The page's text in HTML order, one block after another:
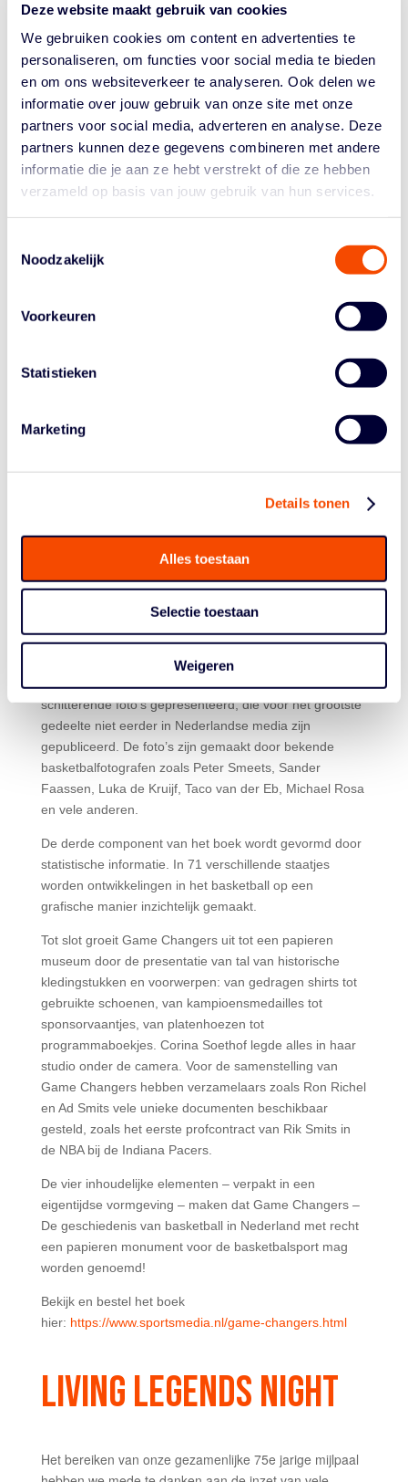
Deze website maakt gebruik van cookies
We gebruiken cookies om content en advertenties te
personaliseren, om functies voor social media te bieden
en om ons websiteverkeer te analyseren. Ook delen we
informatie over jouw gebruik van onze site met onze
partners voor social media, adverteren en analyse. Deze
partners kunnen deze gegevens combineren met andere
informatie die je aan ze hebt verstrekt of die ze hebben
verzameld op basis van jouw gebruik van hun services.
Noodzakelijk
Voorkeuren
Statistieken
Marketing
Details tonen
Alles toestaan
Selectie toestaan
Weigeren
Game Changers is een diepgravend boek. Uitvoerig
worden leven en werken van NBB-oprichter Dick
Schmüll uit de doeken gedaan. Daarnaast komen
meerdere prestaties door de decennia heen in een
ander daglicht te staan door het journalistieke spitwerk
van de auteurs. De vierde plaats tijdens het EK van
1983 – een topprestatie van een Nederlands 5-5-team –
krijgt extra reliëf doordat nauwgezet wordt uitgeplozen
hoe de Nederlandse bondscoach Vladimir Heger zijn
boord van de KLM-vlucht die in 1949 het Nederlands
Europees kampioenschap te spelen. De carrière van Rik
Smits wordt belicht vanuit het standpunt van de
De hoogtijdagen van het Nederlands basketball krijgen
tachtig van de vorige eeuw. Mart Smeets portretteert
samen met voormalig Ajax-directeur Frank Kales hun
Game Changers geeft aansluitend een vaak onthullend
tijdsbeeld, waarin de sport op zijn hoogtepunt naar de
juiste balans op zoek was.
Game Changers – De geschiedenis van basketball in
Nederland leunt in zijn samenhang feitelijk op vier
elementen. Het boek bevat ruim 70 bijzondere en
diepgravende verhalen. Daarnaast worden 378
schitterende foto’s gepresenteerd, die voor het grootste
gedeelte niet eerder in Nederlandse media zijn
gepubliceerd. De foto’s zijn gemaakt door bekende
basketbalfotografen zoals Peter Smeets, Sander
Faassen, Luka de Kruijf, Taco van der Eb, Michael Rosa
en vele anderen.
De derde component van het boek wordt gevormd door
statistische informatie. In 71 verschillende staatjes
worden ontwikkelingen in het basketball op een
grafische manier inzichtelijk gemaakt.
Tot slot groeit Game Changers uit tot een papieren
museum door de presentatie van tal van historische
kledingstukken en voorwerpen: van gedragen shirts tot
gebruikte schoenen, van kampioensmedailles tot
sponsorvaantjes, van platenhoezen tot
programmaboekjes. Corina Soethof legde alles in haar
studio onder de camera. Voor de samenstelling van
Game Changers hebben verzamelaars zoals Ron Richel
en Ad Smits vele unieke documenten beschikbaar
gesteld, zoals het eerste profcontract van Rik Smits in
de NBA bij de Indiana Pacers.
De vier inhoudelijke elementen – verpakt in een
eigentijdse vormgeving – maken dat Game Changers –
De geschiedenis van basketball in Nederland met recht
een papieren monument voor de basketbalsport mag
worden genoemd!
Bekijk en bestel het boek
hier: https://www.sportsmedia.nl/game-changers.html
LIVING LEGENDS NIGHT
Het bereiken van onze gezamenlijke 75e jarige mijlpaal